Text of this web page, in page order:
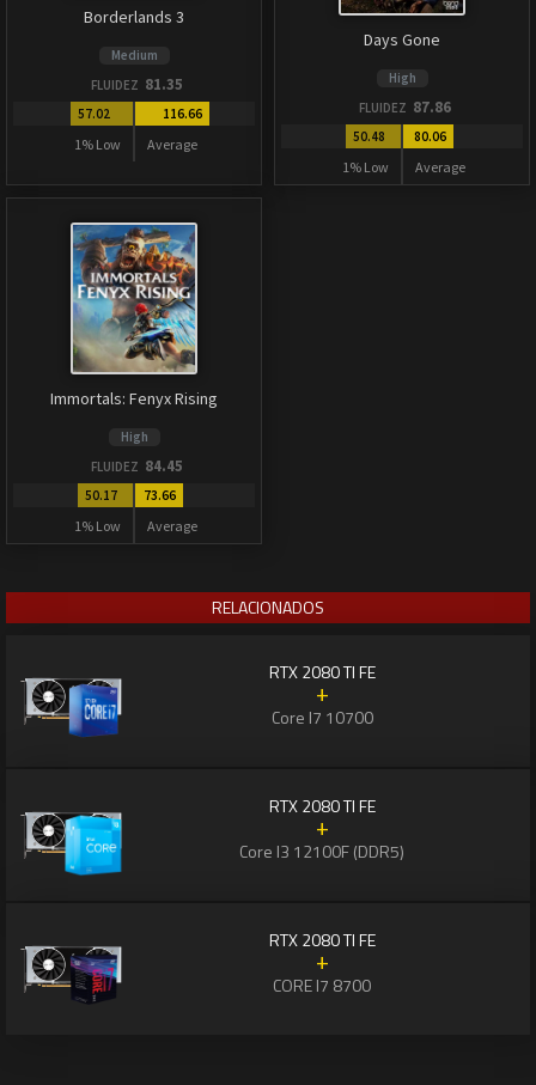
Borderlands 3
Medium
FLUIDEZ 81.35
57.02
1% Low
116.66
Average
Days Gone
High
FLUIDEZ 87.86
50.48
1% Low
80.06
Average
Immortals: Fenyx Rising
High
FLUIDEZ 84.45
50.17
1% Low
73.66
Average
RELACIONADOS
RTX 2080 TI FE
+
Core I7 10700
RTX 2080 TI FE
+
Core I3 12100F (DDR5)
RTX 2080 TI FE
+
CORE I7 8700